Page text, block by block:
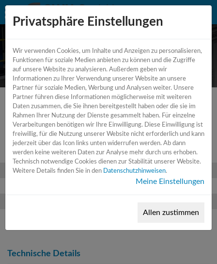
Mehrspindel-Drehmaschine
Angebotdetails
Hersteller
GILDEMEISTER
Typ
AS - 16
ab Lager
Technische Details
Privatsphäre Einstellungen
Wir verwenden Cookies, um Inhalte und Anzeigen zu personalisieren,
Funktionen für soziale Medien anbieten zu können und die Zugriffe
auf unsere Website zu analysieren. Außerdem geben wir
Informationen zu Ihrer Verwendung unserer Website an unsere
Partner für soziale Medien, Werbung und Analysen weiter. Unsere
Partner führen diese Informationen möglicherweise mit weiteren
Daten zusammen, die Sie ihnen bereitgestellt haben oder die sie im
Rahmen Ihrer Nutzung der Dienste gesammelt haben. Für einzelne
Verarbeitungen benötigen wir Ihre Einwilligung. Diese Einwilligung ist
freiwillig, für die Nutzung unserer Website nicht erforderlich und kann
jederzeit über das Icon links unten widerrufen werden. Ab dann
werden keine weiteren Daten zur Analyse mehr durch uns erhoben.
Technisch notwendige Cookies dienen zur Stabilität unserer Website.
Weitere Details finden Sie in den
Datenschutzhinweisen.
Meine Einstellungen
Allen zustimmen